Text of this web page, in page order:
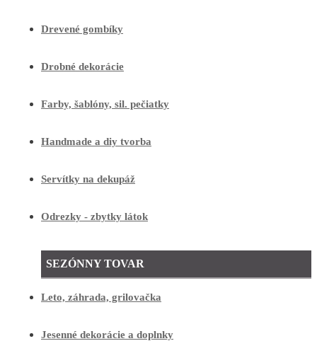
Drevené gombíky
Drobné dekorácie
Farby, šablóny, sil. pečiatky
Handmade a diy tvorba
Servítky na dekupáž
Odrezky - zbytky látok
SEZÓNNY TOVAR
Leto, záhrada, grilovačka
Jesenné dekorácie a doplnky